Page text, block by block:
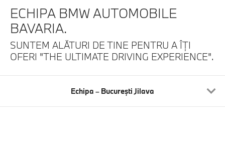
ECHIPA BMW AUTOMOBILE
BAVARIA.
SUNTEM ALĂTURI DE TINE PENTRU AÎŢI
OFERI "THE ULTIMATE DRIVING EXPERIENCE".
Echipa – Bucureşti Jilava